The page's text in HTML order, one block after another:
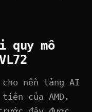
quy mô
nền tảng AI
của AMD.